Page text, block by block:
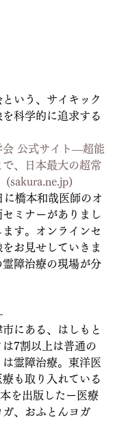
という、サイキック
科学的に追求する
会 公式サイト―超能
で、日本最大の超常
(sakura.ne.jp)
に橋本和哉医師のオ
ミナーがありまし
す。オンラインセ
をお見せしていきま
障治療の現場が分
にある、はしもと
は7割以上は普通の
霊障治療。東洋医
も取り入れている
を出版したー医療
ガ、おふとんヨガ